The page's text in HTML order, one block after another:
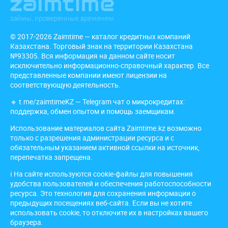
© 2017-2026 Zaimtime — каталог кредитных компаний
Казахстана. Торговый знак на территории Казахстана
№93305. Вся информация на данном сайте носит
исключительно информационно-справочный характер. Все
представленные компании имеют лицензии на
соответствующую деятельность.
🔹 t.me/zaimtimeKZ — Telegram чат о микрокредитах:
поддержка, обмен опытом и помощь заемщикам.
Использование материалов сайта Zaimtime.kz возможно
только с разрешения администрации ресурса и с
обязательным указанием активной ссылки на источник,
перепечатка запрещена.
ℹ️ На сайте используются cookie-файлы для повышения
удобства пользователей и обеспечения работоспособности
ресурса. Это технология для сохранения информации о
предыдущих посещениях веб-сайта. Если вы не хотите
использовать cookie, то отключите их в настройках вашего
браузера.